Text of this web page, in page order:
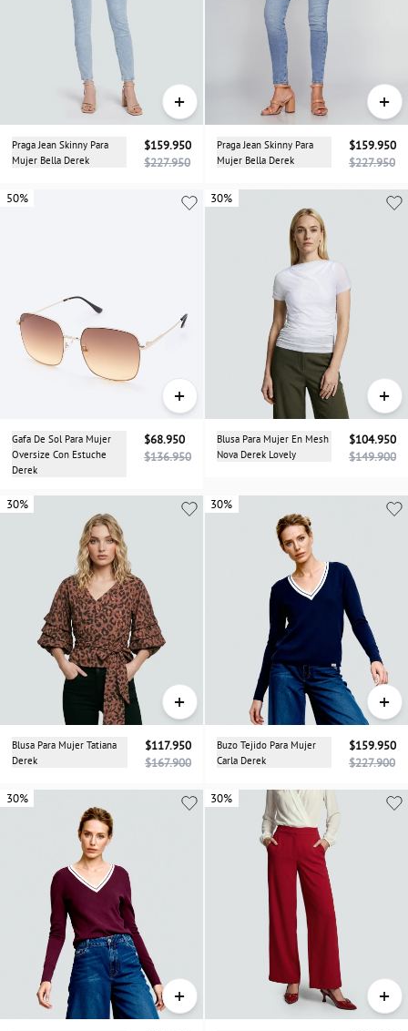
+
Praga Jean Skinny Para
Mujer Bella Derek
$159.950
$227.950
+
Praga Jean Skinny Para
Mujer Bella Derek
$159.950
$227.950
50% 50%
+
Gafa De Sol Para Mujer
Oversize Con Estuche
Derek
$68.950
$136.950
30%
+
Blusa Para Mujer En Mesh
Nova Derek Lovely
$104.950
$149.900
30% 30%
+
Blusa Para Mujer Tatiana
Derek
$117.950
$167.900
30%
+
Buzo Tejido Para Mujer
Carla Derek
$159.950
$227.900
30% 30%
+
30%
+